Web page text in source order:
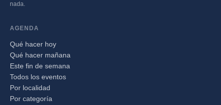
nada.
AGENDA
Qué hacer hoy
Qué hacer mañana
Este fin de semana
Todos los eventos
Por localidad
Por categoría